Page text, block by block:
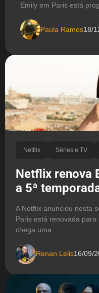
Emily em Paris está
Paula Ramos18/
Netflix Séries e TV
Netflix renova
a 5ª
A Netflix anunciou nesta
Paris está renovada
chega uma
Renan Lelis16/09/